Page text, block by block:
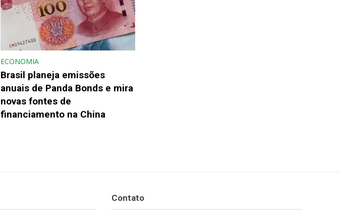
ECONOMIA
Brasil planeja emissões
anuais de Panda Bonds e mira
novas fontes de
financiamento na China
Contato